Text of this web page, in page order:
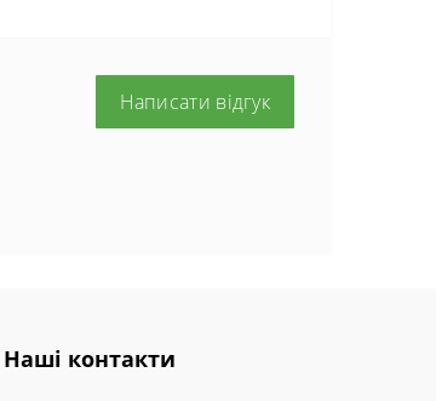
Написати відгук
Наші контакти